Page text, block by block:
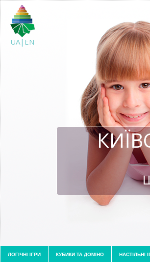
UA|EN
ЛОГІЧНІ ІГРИ КУБИКИ ТА ДОМІНО НАСТІЛЬНІ